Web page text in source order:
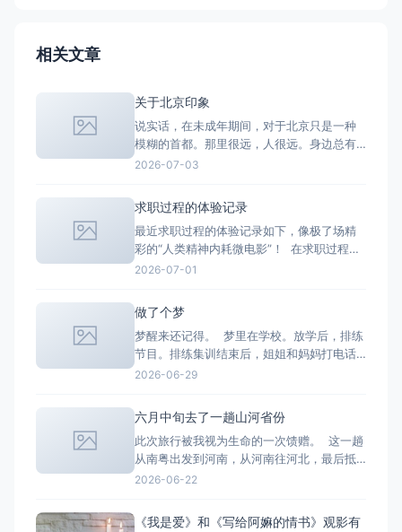
相关文章
关于北京印象
说实话，在未成年期间，对于北京只是一种
模糊的首都。那里很远，人很远。身边总有
人以去一趟北京为骄傲，说着人总要去一趟
阴差阳错之间，从好几个视角认识了北京，
文学、社会学、影视学、经济学、政治学
的，每个人嘴里的北京都不一样。由
2026-07-03
求职过程的体验记录
最近求职过程的体验记录如下，像极了场精
彩的“人类精神内耗微电影”！ 在求职过程
中，时间的流逝不再是一天又一天的二十四
——》到面试——》到被拒——》重新再找
合适的岗位——》再投递的过程中循环。 在
这种循环里的体验
2026-07-01
做了个梦
梦醒来还记得。 梦里在学校。放学后，排练
节目。排练集训结束后，姐姐和妈妈打电话
过来要接我。别的女生都说自己走着回家就
演出。上船后，发现同伴们都开始入住了。
我要和一对情侣一个房间，我不大愿意。但
是那个房间很漂亮，
2026-06-29
六月中旬去了一趟山河省份
此次旅行被我视为生命的一次馈赠。 这一趟
从南粤出发到河南，从河南往河北，最后抵
达山西。 这一路收获的体验颇多。同行一路
2026-06-22
《我是爱》和《写给阿嫲的情书》观影有